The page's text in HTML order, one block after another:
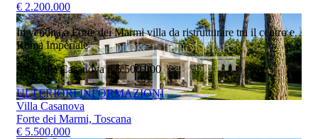
€ 2.200.000
In vendita a Forte dei Marmi villa da ristrutturare tra il centro e
Roma Imperiale
Rif. Villa Casanova€ 5.500.000
ULTERIORI INFORMAZIONI
Villa Casanova
Forte dei Marmi, Toscana
€ 5.500.000